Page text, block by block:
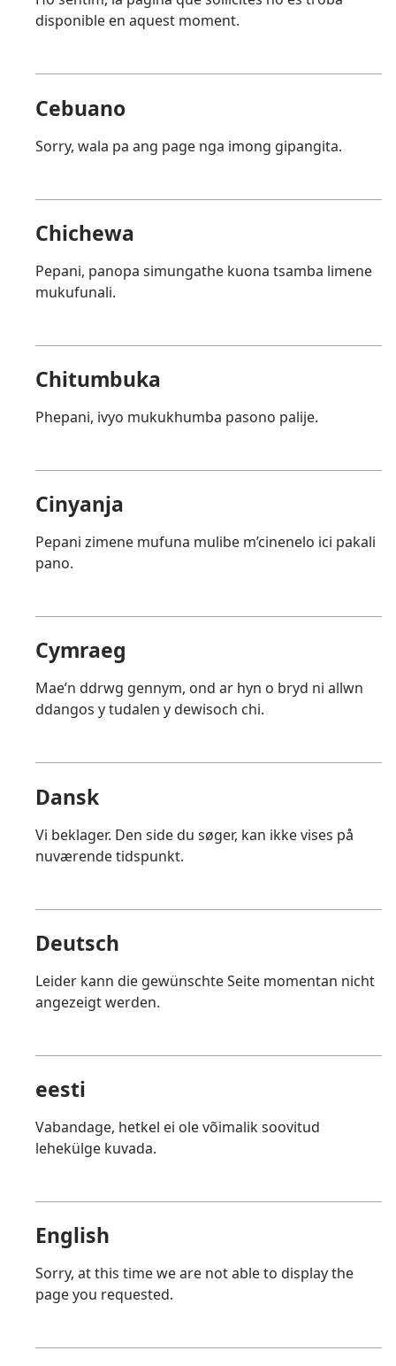
disponible en aquest moment.
Cebuano
Sorry, wala pa ang page nga imong gipangita.
Chichewa
Pepani, panopa simungathe kuona tsamba limene
mukufunali.
Chitumbuka
Phepani, ivyo mukukhumba pasono palije.
Cinyanja
Pepani zimene mufuna mulibe m’cinenelo ici pakali
pano.
Cymraeg
Mae’n ddrwg gennym, ond ar hyn o bryd ni allwn
ddangos y tudalen y dewisoch chi.
Dansk
Vi beklager. Den side du søger, kan ikke vises på
nuværende tidspunkt.
Deutsch
Leider kann die gewünschte Seite momentan nicht
angezeigt werden.
eesti
Vabandage, hetkel ei ole võimalik soovitud
lehekülge kuvada.
English
Sorry, at this time we are not able to display the
page you requested.